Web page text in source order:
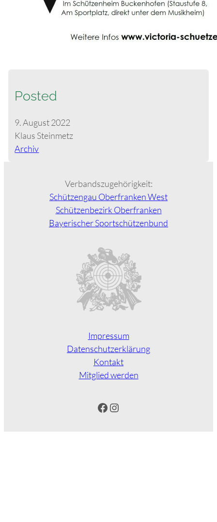
Posted
9. August 2022
Klaus Steinmetz
Archiv
Verbandszugehörigkeit:
Schützengau Oberfranken West
Schützenbezirk Oberfranken
Bayerischer Sportschützenbund
Impressum
Datenschutzerklärung
Kontakt
Mitglied werden
Facebook Instagram